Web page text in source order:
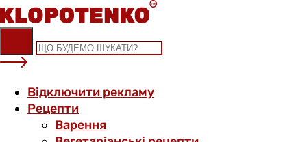
Skip
to
content
Відключити рекламу
Рецепти
Варення